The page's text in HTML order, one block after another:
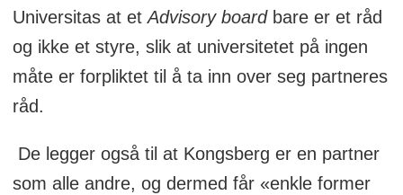
Universitas at etAdvisory board bare er et råd
og ikke et styre, slik at universitetet på ingen
måte er forpliktet til å ta inn over seg partneres
råd.
De legger også til at Kongsberg er en partner
som alle andre, og dermed får «enkle former